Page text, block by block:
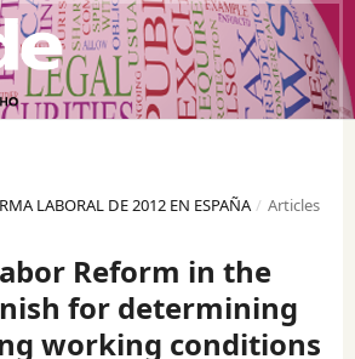
LABORAL DE 2012 EN ESPAÑA / Articles
Reform in the
for determining
working conditions